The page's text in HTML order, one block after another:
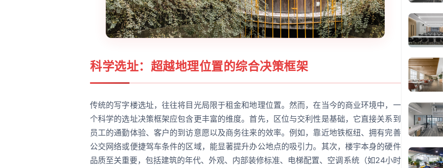
科学选址：超越地理位置的综合决策框架
传统的写字楼选址，往往将目光局限于租金和地理位置。然而，在当今的商业环境中，一
个科学的选址决策框架应包含更丰富的维度。首先，区位与交利性是基础，它直接关系到
员工的通勤体验、客户的到访意愿以及商务往来的效率。例如，靠近地铁枢纽、拥有完善
公交网络或便捷驾车条件的区域，能显著提升办公地点的吸引力。其次，楼宇本身的硬件
品质至关重要，包括建筑的年代、外观、内部装修标准、电梯配置、空调系统（如24小时